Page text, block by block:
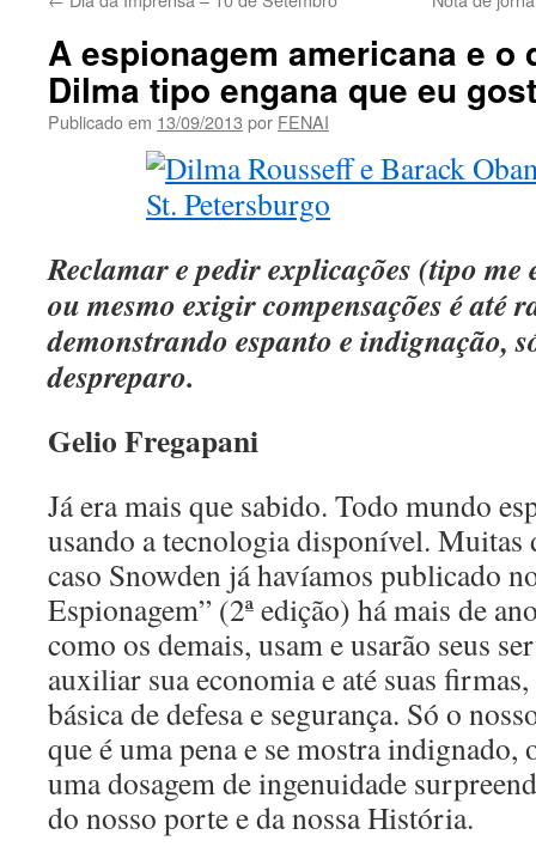
A espionagem americana e o
Dilma tipo engana que eu
Publicado em 13/09/2013 por FENAI
Reclamar e pedir explicações (tipo me
ou mesmo exigir compensações é até
demonstrando espanto e indignação,
despreparo.
Gelio Fregapani
Já era mais que sabido. Todo mundo
usando a tecnologia disponível. Muitas
caso Snowden já havíamos publicado
Espionagem” (2ª edição) há mais de
como os demais, usam e usarão seus
auxiliar sua economia e até suas
básica de defesa e segurança. Só o
que é uma pena e se mostra
uma dosagem de ingenuidade
do nosso porte e da nossa História.